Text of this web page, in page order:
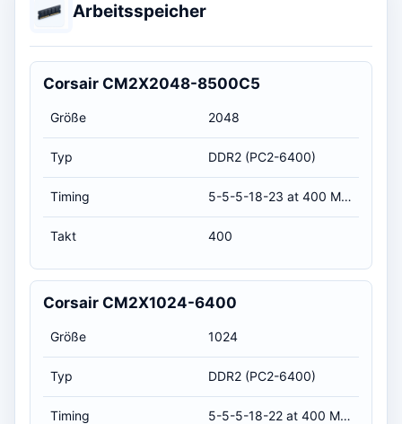
Arbeitsspeicher
Corsair CM2X2048-8500C5
Größe 2048
Typ DDR2 (PC2-6400)
Timing 5-5-5-18-23 at 400 MHz, at 1.8 volts (CL-RCD-RP-RAS-RC)
Takt 400
Corsair CM2X1024-6400
Größe 1024
Typ DDR2 (PC2-6400)
Timing 5-5-5-18-22 at 400 MHz, at 1.8 volts (CL-RCD-RP-RAS-RC)